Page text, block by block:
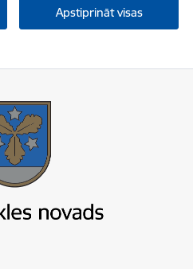
Apstiprināt visas